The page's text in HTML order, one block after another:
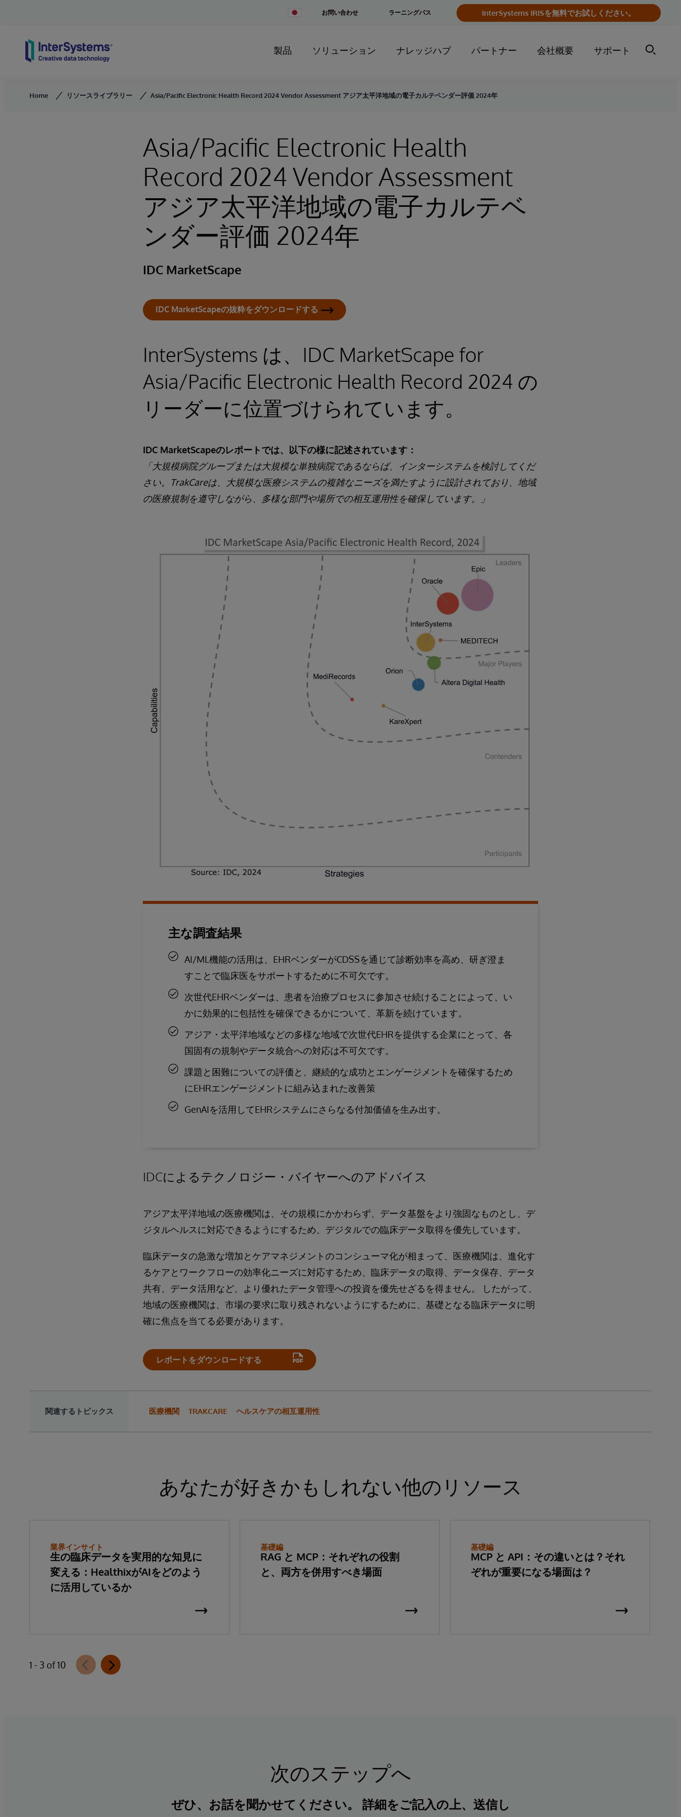
Change
お問い合わせ InterSystems IRISを無料でお試しください。
ラーニングパス
製品 ソリューション ナレッジハブ パートナー 会社概要 サポート
Home リソースライブラリー Asia/Pacific Electronic Health Record 2024 Vendor Assessment アジア太平洋地域の電子カルテベンダー評価 2024年
Asia/Pacific Electronic Health
Record 2024 Vendor Assessment
アジア太平洋地域の電子カルテベ
ンダー評価 2024年
IDC MarketScape
IDC MarketScapeの抜粋をダウンロードする
InterSystems は、IDC MarketScape for
Asia/Pacific Electronic Health Record 2024 の
リーダーに位置づけられています。
IDC MarketScapeのレポートでは、以下の様に記述されています：
「大規模病院グループまたは大規模な単独病院であるならば、インターシステムを検討してくだ
さい。TrakCareは、大規模な医療システムの複雑なニーズを満たすように設計されており、地域
の医療規制を遵守しながら、多様な部門や場所での相互運用性を確保しています。」
主な調査結果
AI/ML機能の活用は、EHRベンダーがCDSSを通じて診断効率を高め、研ぎ澄ま
すことで臨床医をサポートするために不可欠です。
次世代EHRベンダーは、患者を治療プロセスに参加させ続けることによって、い
かに効果的に包括性を確保できるかについて、革新を続けています。
アジア・太平洋地域などの多様な地域で次世代EHRを提供する企業にとって、各
国固有の規制やデータ統合への対応は不可欠です。
課題と困難についての評価と、継続的な成功とエンゲージメントを確保するため
にEHRエンゲージメントに組み込まれた改善策
GenAIを活用してEHRシステムにさらなる付加価値を生み出す。
IDCによるテクノロジー・バイヤーへのアドバイス
アジア太平洋地域の医療機関は、その規模にかかわらず、データ基盤をより強固なものとし、デ
ジタルヘルスに対応できるようにするため、デジタルでの臨床データ取得を優先しています。
臨床データの急激な増加とケアマネジメントのコンシューマ化が相まって、医療機関は、進化す
るケアとワークフローの効率化ニーズに対応するため、臨床データの取得、データ保存、データ
共有、データ活用など、より優れたデータ管理への投資を優先せざるを得ません。 したがって、
地域の医療機関は、市場の要求に取り残されないようにするために、基礎となる臨床データに明
確に焦点を当てる必要があります。
レポートをダウンロードする
関連するトピックス 医療機関 TRAKCARE ヘルスケアの相互運用性
あなたが好きかもしれない他のリソース
業界インサイト
生の臨床データを実用的な知見に
変える：HealthixがAIをどのよう
に活用しているか
基礎編
RAG と MCP：それぞれの役割
と、両方を併用すべき場面
基礎編
MCP と API：その違いとは？それ
ぞれが重要になる場面は？
1 - 3 of 10
次のステップへ
ぜひ、お話を聞かせてください。 詳細をご記入の上、送信し